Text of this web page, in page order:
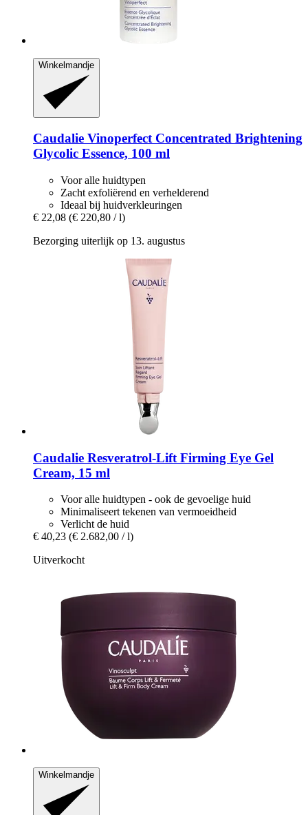
Winkelmandje
Caudalie Vinoperfect Concentrated Brightening
Glycolic Essence, 100 ml
Voor alle huidtypen
Zacht exfoliërend en verhelderend
Ideaal bij huidverkleuringen
€ 22,08 (€ 220,80 / l)
Bezorging uiterlijk op 13. augustus
Caudalie Resveratrol-​Lift Firming Eye Gel
Cream, 15 ml
Voor alle huidtypen - ook de gevoelige huid
Minimaliseert tekenen van vermoeidheid
Verlicht de huid
€ 40,23 (€ 2.682,00 / l)
Uitverkocht
Winkelmandje